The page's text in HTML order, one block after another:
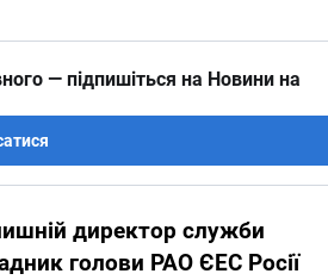
— підпишіться на Новини на
директор служби
голови РАО ЄЕС Росії